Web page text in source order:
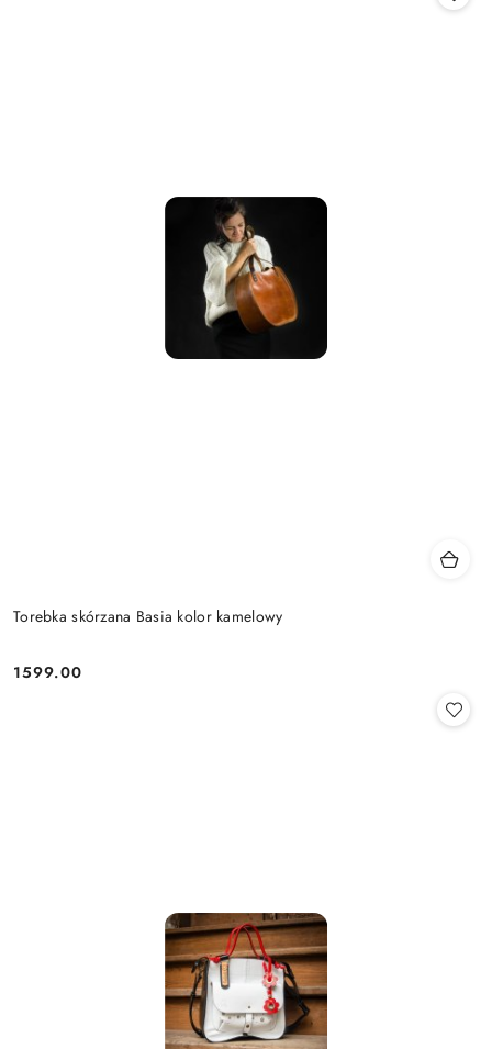
Torebka skórzana Basia kolor kamelowy
Cena:
1599.00